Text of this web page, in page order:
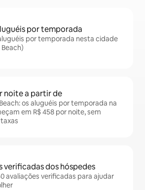
por temporada
por temporada nesta cidade
noite a partir de
os aluguéis por temporada na
em R$ 458 por noite, sem
verificadas dos hóspedes
avaliações verificadas para ajudar